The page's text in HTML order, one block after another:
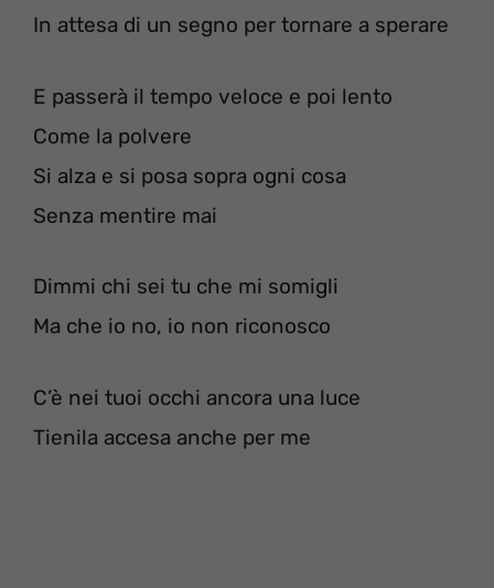
In attesa di un segno per tornare a sperare
E passerà il tempo veloce e poi lento
Come la polvere
Si alza e si posa sopra ogni cosa
Senza mentire mai
Dimmi chi sei tu che mi somigli
Ma che io no, io non riconosco
C’è nei tuoi occhi ancora una luce
Tienila accesa anche per me